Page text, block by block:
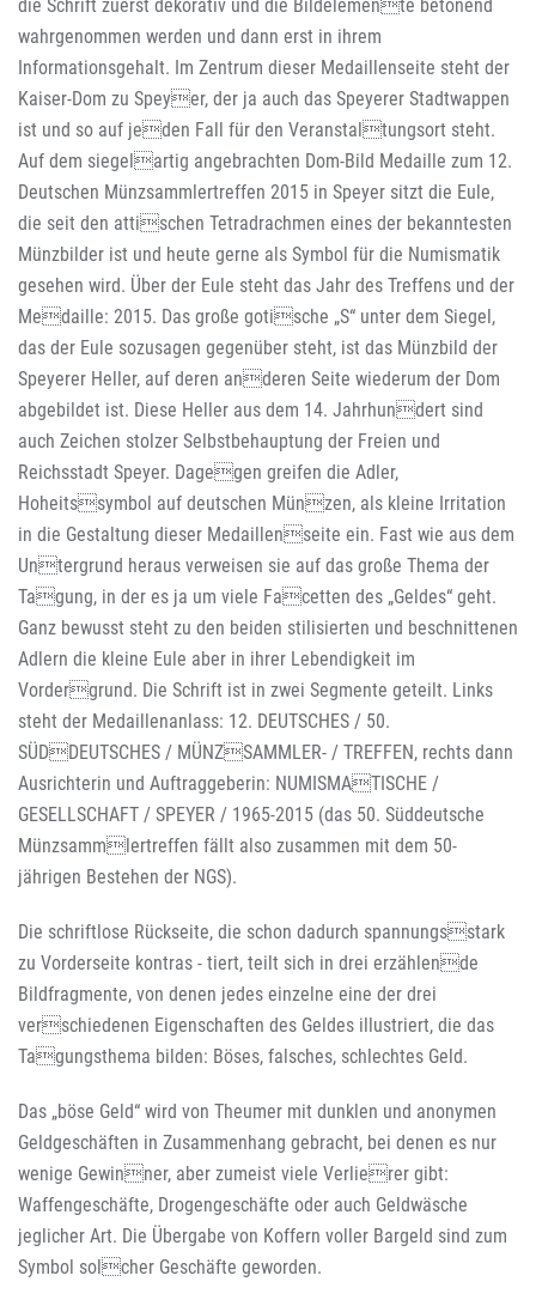
die Schrift zuerst dekorativ und die Bildelemente betonend
wahrgenommen werden und dann erst in ihrem
Informationsgehalt. Im Zentrum dieser Medaillenseite steht der
Kaiser-Dom zu Speyer, der ja auch das Speyerer Stadtwappen
ist und so auf jeden Fall für den Veranstaltungsort steht.
Auf dem siegelartig angebrachten Dom-Bild Medaille zum 12.
Deutschen Münzsammlertreffen 2015 in Speyer sitzt die Eule,
die seit den attischen Tetradrachmen eines der bekanntesten
Münzbilder ist und heute gerne als Symbol für die Numismatik
gesehen wird. Über der Eule steht das Jahr des Treffens und der
Medaille: 2015. Das große gotische „S“ unter dem Siegel,
das der Eule sozusagen gegenüber steht, ist das Münzbild der
Speyerer Heller, auf deren anderen Seite wiederum der Dom
abgebildet ist. Diese Heller aus dem 14. Jahrhundert sind
auch Zeichen stolzer Selbstbehauptung der Freien und
Reichsstadt Speyer. Dagegen greifen die Adler,
Hoheitssymbol auf deutschen Münzen, als kleine Irritation
in die Gestaltung dieser Medaillenseite ein. Fast wie aus dem
Untergrund heraus verweisen sie auf das große Thema der
Tagung, in der es ja um viele Facetten des „Geldes“ geht.
Ganz bewusst steht zu den beiden stilisierten und beschnittenen
Adlern die kleine Eule aber in ihrer Lebendigkeit im
Vordergrund. Die Schrift ist in zwei Segmente geteilt. Links
steht der Medaillenanlass: 12. DEUTSCHES / 50.
SÜDDEUTSCHES / MÜNZSAMMLER- / TREFFEN, rechts dann
Ausrichterin und Auftraggeberin: NUMISMATISCHE /
GESELLSCHAFT / SPEYER / 1965-2015 (das 50. Süddeutsche
Münzsammlertreffen fällt also zusammen mit dem 50-
jährigen Bestehen der NGS).
Die schriftlose Rückseite, die schon dadurch spannungsstark
zu Vorderseite kontras - tiert, teilt sich in drei erzählende
Bildfragmente, von denen jedes einzelne eine der drei
verschiedenen Eigenschaften des Geldes illustriert, die das
Tagungsthema bilden: Böses, falsches, schlechtes Geld.
Das „böse Geld“ wird von Theumer mit dunklen und anonymen
Geldgeschäften in Zusammenhang gebracht, bei denen es nur
wenige Gewinner, aber zumeist viele Verlierer gibt:
Waffengeschäfte, Drogengeschäfte oder auch Geldwäsche
jeglicher Art. Die Übergabe von Koffern voller Bargeld sind zum
Symbol solcher Geschäfte geworden.